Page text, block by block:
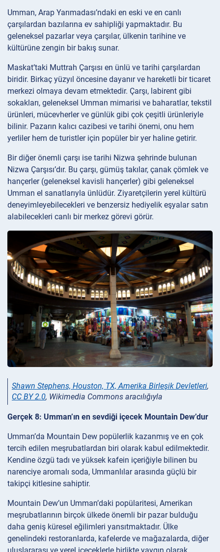
Umman, Arap Yarımadası’ndaki en eski ve en canlı
çarşılardan bazılarına ev sahipliği yapmaktadır. Bu
geleneksel pazarlar veya çarşılar, ülkenin tarihine ve
kültürüne zengin bir bakış sunar.
Maskat’taki Muttrah Çarşısı en ünlü ve tarihi çarşılardan
biridir. Birkaç yüzyıl öncesine dayanır ve hareketli bir ticaret
merkezi olmaya devam etmektedir. Çarşı, labirent gibi
sokakları, geleneksel Umman mimarisi ve baharatlar, tekstil
ürünleri, mücevherler ve günlük gibi çok çeşitli ürünleriyle
bilinir. Pazarın kalıcı cazibesi ve tarihi önemi, onu hem
yerliler hem de turistler için popüler bir yer haline getirir.
Bir diğer önemli çarşı ise tarihi Nizwa şehrinde bulunan
Nizwa Çarşısı’dır. Bu çarşı, gümüş takılar, çanak çömlek ve
hançerler (geleneksel kavisli hançerler) gibi geleneksel
Umman el sanatlarıyla ünlüdür. Ziyaretçilerin yerel kültürü
deneyimleyebilecekleri ve benzersiz hediyelik eşyalar satın
alabilecekleri canlı bir merkez görevi görür.
Shawn Stephens, Houston, TX, Amerika Birleşik Devletleri,
CC BY 2.0, Wikimedia Commons aracılığıyla
Gerçek 8: Umman’ın en sevdiği içecek Mountain Dew’dur
Umman’da Mountain Dew popülerlik kazanmış ve en çok
tercih edilen meşrubatlardan biri olarak kabul edilmektedir.
Kendine özgü tadı ve yüksek kafein içeriğiyle bilinen bu
narenciye aromalı soda, Ummanlılar arasında güçlü bir
takipçi kitlesine sahiptir.
Mountain Dew’un Umman’daki popülaritesi, Amerikan
meşrubatlarının birçok ülkede önemli bir pazar bulduğu
daha geniş küresel eğilimleri yansıtmaktadır. Ülke
genelindeki restoranlarda, kafelerde ve mağazalarda, diğer